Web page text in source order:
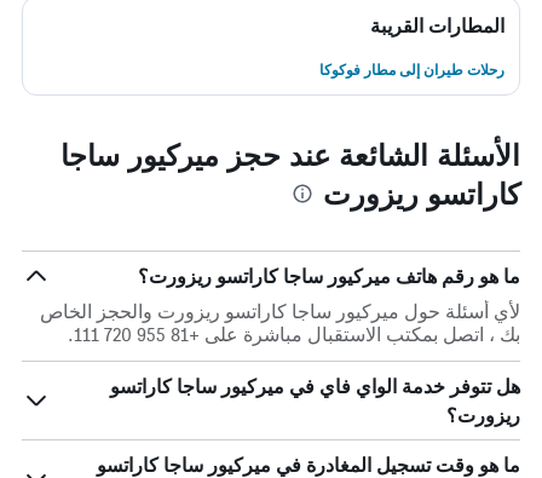
المطارات القريبة
رحلات طيران إلى مطار فوكوكا
الأسئلة الشائعة عند حجز ميركيور ساجا
كاراتسو ريزورت
ما هو رقم هاتف ميركيور ساجا كاراتسو ريزورت؟
لأي أسئلة حول ميركيور ساجا كاراتسو ريزورت والحجز الخاص
بك ، اتصل بمكتب الاستقبال مباشرة على +81 955 720 111.
هل تتوفر خدمة الواي فاي في ميركيور ساجا كاراتسو
ريزورت؟
ما هو وقت تسجيل المغادرة في ميركيور ساجا كاراتسو